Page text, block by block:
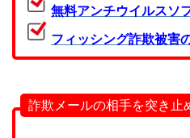
無料アンチウイルスソ
フィッシング詐欺被害
詐欺メールの相手を突き